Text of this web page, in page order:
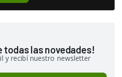
todas las novedades!
y recibí nuestro newsletter